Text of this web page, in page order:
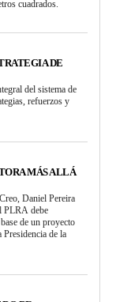
cuadrados.
DE
del sistema de
refuerzos y
MÁS ALLÁ
Daniel Pereira
PLRA debe
de un proyecto
de la